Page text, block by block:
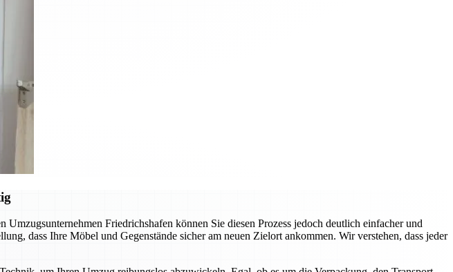
Friedrichshafen können Sie diesen Prozess jedoch deutlich einfacher und
dass Ihre Möbel und Gegenstände sicher am neuen Zielort ankommen. Wir verstehen, dass jeder